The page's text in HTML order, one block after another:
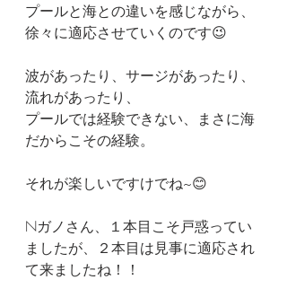
プールと海との違いを感じながら、
徐々に適応させていくのです😉
波があったり、サージがあったり、
流れがあったり、
プールでは経験できない、まさに海
だからこその経験。
それが楽しいですけでね~😊
Nガノさん、１本目こそ戸惑ってい
ましたが、２本目は見事に適応され
て来ましたね！！